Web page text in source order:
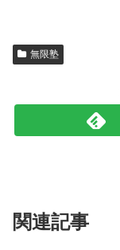
無限塾
関連記事